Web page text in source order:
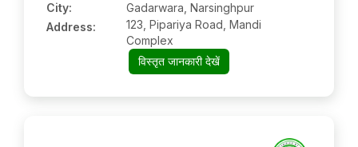
City:
Gadarwara, Narsinghpur
Address:
123, Pipariya Road, Mandi
Complex
विस्तृत जानकारी देखें